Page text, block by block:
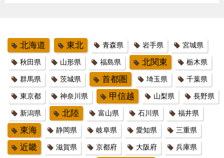
北海道 東北 青森県 岩手県 宮城県
秋田県 山形県 福島県 北関東 栃木県
群馬県 茨城県 首都圏 埼玉県 千葉県
東京都 神奈川県 甲信越 山梨県 長野県
新潟県 北陸 富山県 石川県 福井県
東海 静岡県 岐阜県 愛知県 三重県
近畿 滋賀県 京都府 大阪府 兵庫県